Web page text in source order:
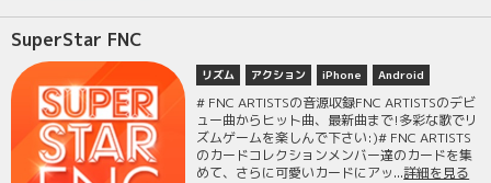
SuperStar FNC
リズム アクション iPhone Android
# FNC ARTISTSの音源収録FNC ARTISTSのデビ
ュー曲からヒット曲、最新曲まで!多彩な歌でリ
ズムゲームを楽しんで下さい:)# FNC ARTISTS
のカードコレクションメンバー達のカードを集
めて、さらに可愛いカードにアッ...詳細を見る